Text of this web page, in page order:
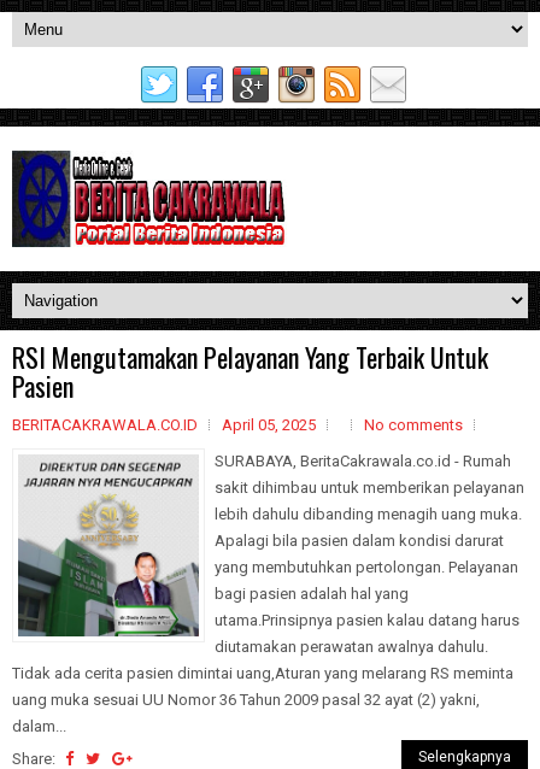
RSI Mengutamakan Pelayanan Yang Terbaik Untuk
Pasien
BERITACAKRAWALA.CO.ID April 05, 2025
No comments
SURABAYA, BeritaCakrawala.co.id - Rumah
sakit dihimbau untuk memberikan pelayanan
lebih dahulu dibanding menagih uang muka.
Apalagi bila pasien dalam kondisi darurat
yang membutuhkan pertolongan. Pelayanan
bagi pasien adalah hal yang
utama.Prinsipnya pasien kalau datang harus
diutamakan perawatan awalnya dahulu.
Tidak ada cerita pasien dimintai uang,Aturan yang melarang RS meminta
uang muka sesuai UU Nomor 36 Tahun 2009 pasal 32 ayat (2) yakni,
dalam...
Share:
Selengkapnya